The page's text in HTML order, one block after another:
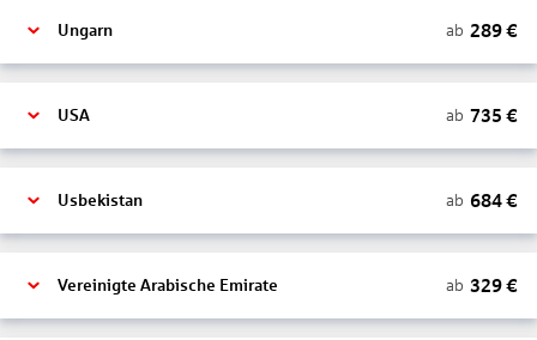
Ungarn ab 289€
USA ab 735 €
Usbekistan ab 684€
Vereinigte Arabische Emirate ab 329€